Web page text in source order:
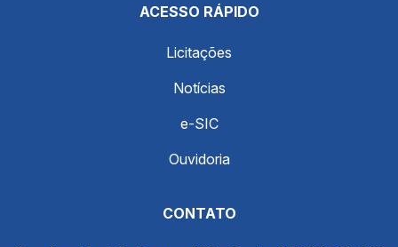
ACESSO RÁPIDO
Licitações
Notícias
e-SIC
Ouvidoria
CONTATO